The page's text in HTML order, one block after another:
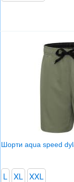
Шорти aqua speed
L XL XXL